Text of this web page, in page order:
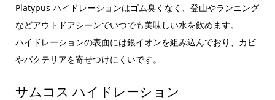
Platypus ハイドレーションはゴム臭くなく、登山やランニング
などアウトドアシーンでいつでも美味しい水を飲めます。
ハイドレーションの表面には銀イオンを組み込んでおり、カビ
やバクテリアを寄せつけにくいです。
サムコス ハイドレーション